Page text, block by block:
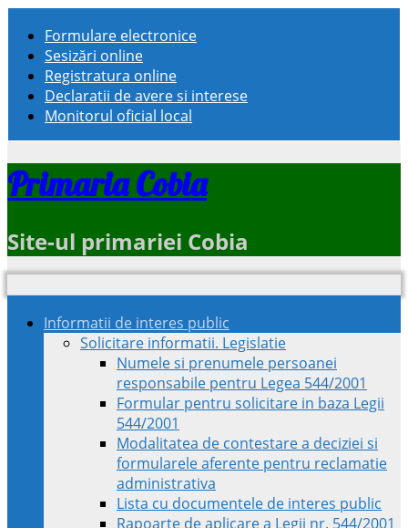
Formulare electronice
Sesizări online
Registratura online
Declaratii de avere si interese
Monitorul oficial local
Primaria Cobia
Site-ul primariei Cobia
Informatii de interes public
Solicitare informatii. Legislatie
Numele si prenumele persoanei
responsabile pentru Legea 544/2001
Formular pentru solicitare in baza Legii
544/2001
Modalitatea de contestare a deciziei si
formularele aferente pentru reclamatie
administrativa
Lista cu documentele de interes public
Rapoarte de aplicare a Legii nr. 544/2001